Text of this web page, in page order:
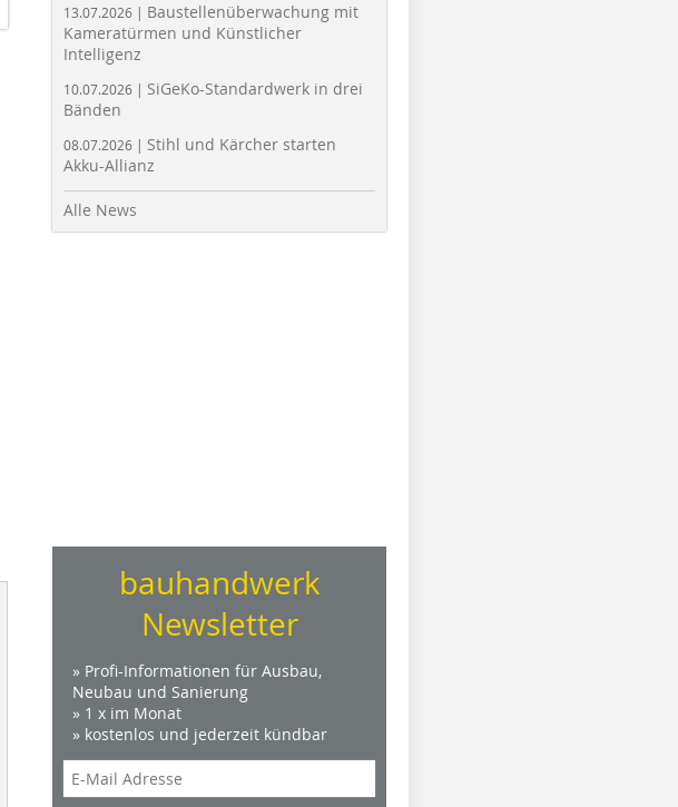
13.07.2026 | Baustellenüberwachung mit
Kameratürmen und Künstlicher
Intelligenz
10.07.2026 | SiGeKo-Standardwerk in drei
Bänden
08.07.2026 | Stihl und Kärcher starten
Akku-Allianz
Alle News
bauhandwerk
Newsletter
» Profi-Informationen für Ausbau,
Neubau und Sanierung
» 1 x im Monat
» kostenlos und jederzeit kündbar